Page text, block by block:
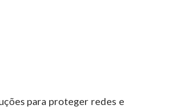
para proteger redes e